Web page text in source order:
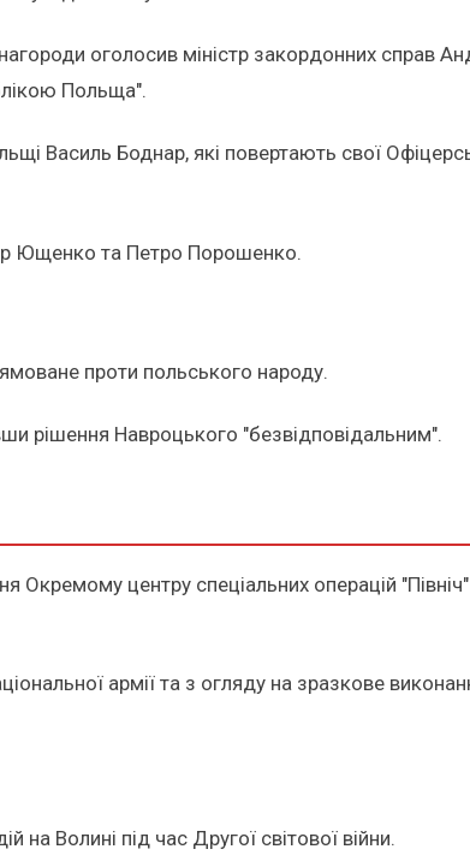
оголосив міністр закордонних справ
Польща".
Василь Боднар, які повертають свої
Ющенко та Петро Порошенко.
проти польського народу.
рішення Навроцького "безвідповідальним".
Окремому центру спеціальних операцій
армії та з огляду на зразкове
Волині під час Другої світової війни.